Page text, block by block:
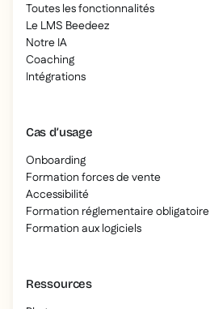
Toutes les fonctionnalités
Le LMS Beedeez
Notre IA
Coaching
Intégrations
Cas d’usage
Onboarding
Formation forces de vente
Accessibilité
Formation réglementaire obligatoire
Formation aux logiciels
Ressources